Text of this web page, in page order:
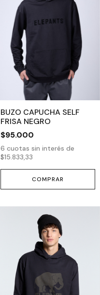
BUZO CAPUCHA SELF
FRISA NEGRO
$95.000
6 cuotas sin interés de
$15.833,33
COMPRAR